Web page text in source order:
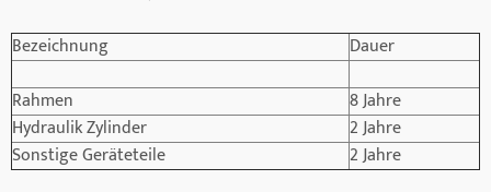
Bezeichnung
Dauer
Rahmen
8 Jahre
Hydraulik Zylinder
2 Jahre
Sonstige Geräteteile
2 Jahre